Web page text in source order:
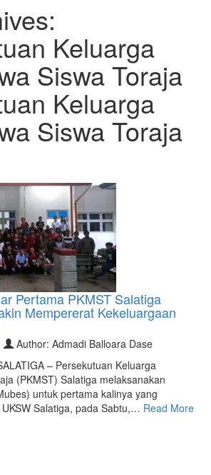
Keluarga
Siswa Toraja
Keluarga
Siswa Toraja
Pertama PKMST Salatiga
Mempererat Kekeluargaan
Author: Admadi Balloara Dase
– Persekutuan Keluarga
(PKMST) Salatiga melaksanakan
untuk pertama kalinya yang
Salatiga, pada Sabtu,… Read More